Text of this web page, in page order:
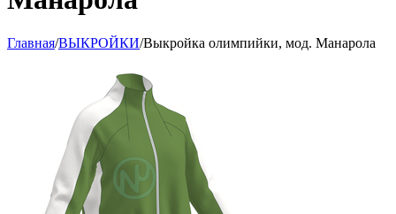
Главная/ВЫКРОЙКИ/Выкройка олимпийки, мод. Манарола